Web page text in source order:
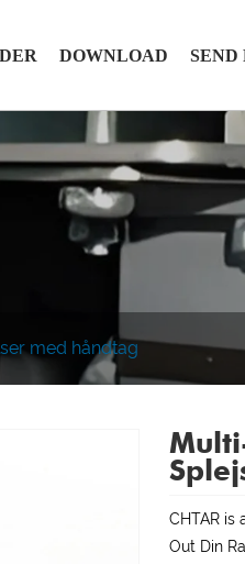
DOWNLOAD SEND
med håndtag
CHTAR
Out Din